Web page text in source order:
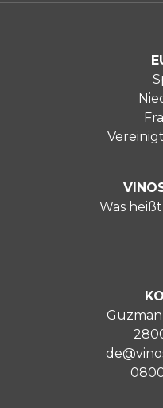
Was
Guzman